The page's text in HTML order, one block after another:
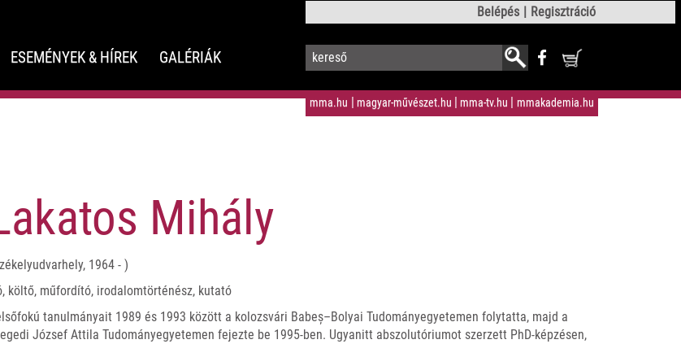
Belépés Regisztráció
mma.hu magyar-művészet.hu mma-tv.hu mmakademia.hu
ESEMÉNYEK & HÍREK GALÉRIÁK
Mihály
1964 - )
költő, műfordító, irodalomtörténész, kutató
tanulmányait 1989 és 1993 között a kolozsvári Babeș–Bolyai Tudományegyetemen folytatta, majd a
József Attila Tudományegyetemen fejezte be 1995-ben. Ugyanitt abszolutóriumot szerzett PhD-képzésen,